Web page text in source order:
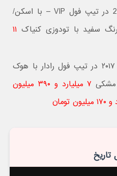
قیمت بی ام و 730 مدل 2017 در تیپ فول VIP – با اسکن/
۱۱
قیمت بی ام و ایکس ۴ مدل ۲۰۱۷ در تیپ فول رادار با هوک
مشکی
۷ میلیارد و ۳۹۰ میلیون